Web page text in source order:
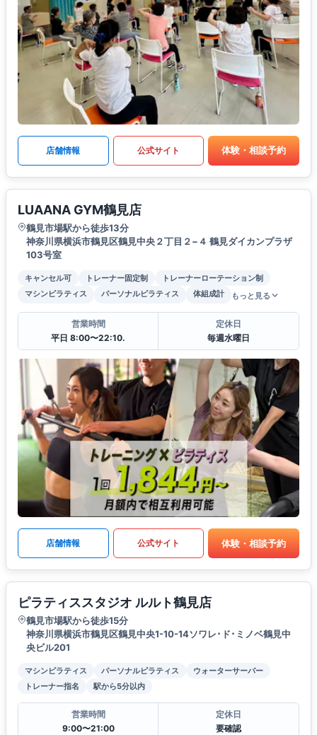
店舗情報 公式サイト 体験・相談予約
LUAANA GYM鶴見店
鶴見市場駅から徒歩13分
神奈川県横浜市鶴見区鶴見中央２丁目２−４ 鶴見ダイカンプラザ
103号室
キャンセル可 トレーナー固定制
トレーナーローテーション制
マシンピラティス
パーソナルピラティス 体組成計 もっと見る
営業時間
平日 8:00〜22:10.
定休日
毎週水曜日
店舗情報 公式サイト 体験・相談予約
ピラティススタジオ ルルト鶴見店
鶴見市場駅から徒歩15分
神奈川県横浜市鶴見区鶴見中央1-10-14ソワレ･ド･ミノベ鶴見中
央ビル201
マシンピラティス パーソナルピラティス
ウォーターサーバー
トレーナー指名
駅から5分以内
営業時間
9:00〜21:00
定休日
要確認